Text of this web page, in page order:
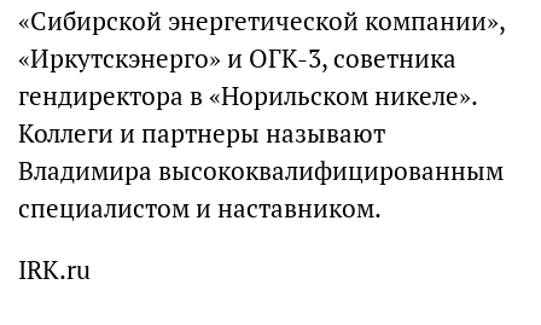
«Сибирской энергетической компании»,
«Иркутскэнерго» и ОГК-3, советника
гендиректора в «Норильском никеле».
Коллеги и партнеры называют
Владимира высококвалифицированным
специалистом и наставником.
IRK.ru